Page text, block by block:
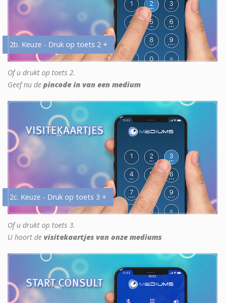
2b. Keuze - Druk op toets 2 +
Of u drukt op toets 2.
Geef nu de pincode in van een medium
2c. Keuze - Druk op toets 3 +
Of u drukt op toets 3.
U hoort de visitekaartjes van onze mediums